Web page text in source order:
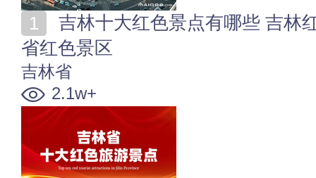
省红色景区
吉林省
2.1w+